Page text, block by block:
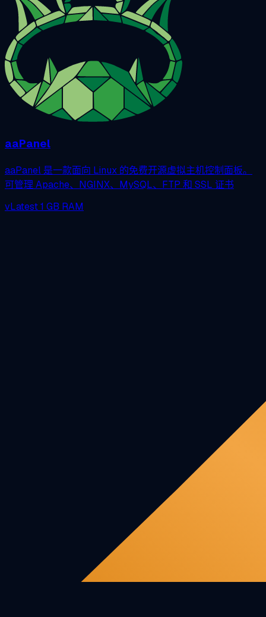
aaPanel
aaPanel 是一款面向 Linux 的免费开源虚拟主机控制面板。
可管理 Apache、NGINX、MySQL、FTP 和 SSL 证书
vLatest1 GB RAM